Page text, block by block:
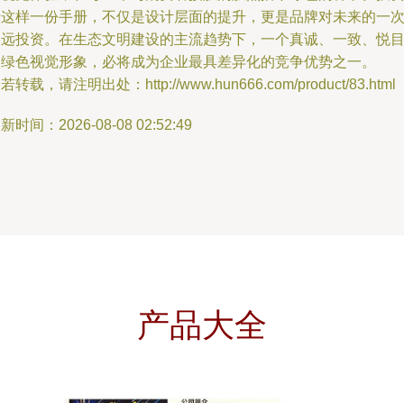
样一份手册，不仅是设计层面的提升，更是品牌对未来的一次
投资。在生态文明建设的主流趋势下，一个真诚、一致、悦目
色视觉形象，必将成为企业最具差异化的竞争优势之一。
转载，请注明出处：http://www.hun666.com/product/83.html
时间：2026-08-08 02:52:49
产品大全